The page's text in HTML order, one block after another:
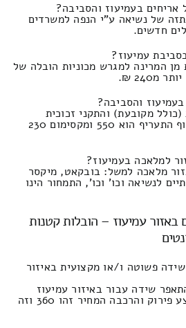
בעמיעוז והסביבה?
של נשיאה ע"י הנפה למשרדים
עמיעוז?
המרינה למגרש מכוניות הובלה של
והסביבה?
מקובעת) והתקני זכוכית
ששוקלים הרבה על ידי מנוף התעריף הוא 550 ומקסימום 230
למלאכה בעמיעוז?
מלאכה למשל: בובקאט, מיקסר
לנשיאה וכו' וכו', התמחור הינו
באזור עמיעוז – הובלות קטנות
פשוטה ו/או מקצועית באיזור
שידה עבור באיזור עמיעוז
החלפת טיטול בשילוב לבצע פירוק והרכבה המחיר זהו 360 וזה